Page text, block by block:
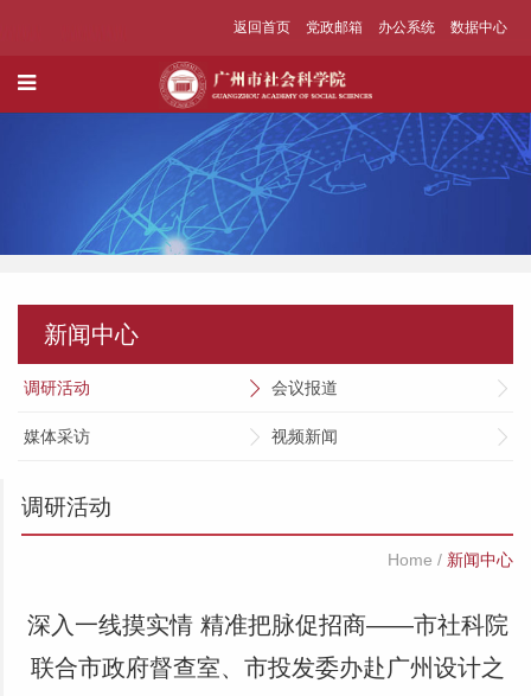
返回首页 党政邮箱 办公系统 数据中心
新闻中心
调研活动 会议报道
媒体采访 视频新闻
调研活动
Home / 新闻中心
深入一线摸实情 精准把脉促招商——市社科院
联合市政府督查室、市投发委办赴广州设计之